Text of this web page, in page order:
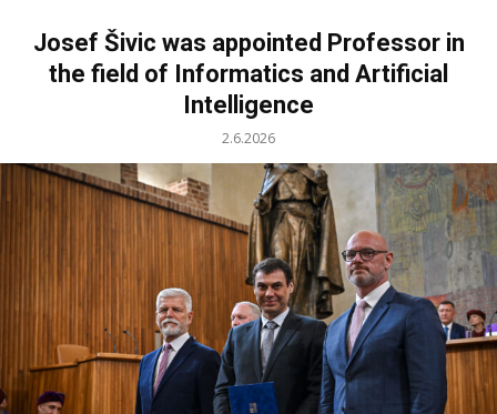
Josef Šivic was appointed Professor in
the field of Informatics and Artificial
Intelligence
2.6.2026